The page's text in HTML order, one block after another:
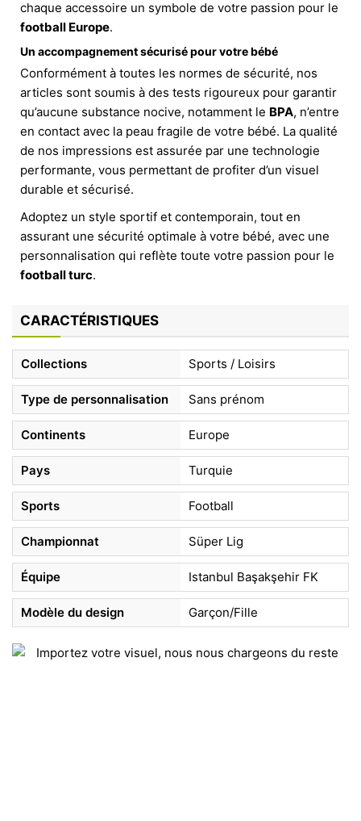
chaque accessoire un symbole de votre passion pour le
football Europe.
Un accompagnement sécurisé pour votre bébé
Conformément à toutes les normes de sécurité, nos
articles sont soumis à des tests rigoureux pour garantir
qu’aucune substance nocive, notamment le BPA, n’entre
en contact avec la peau fragile de votre bébé. La qualité
de nos impressions est assurée par une technologie
performante, vous permettant de profiter d’un visuel
durable et sécurisé.
Adoptez un style sportif et contemporain, tout en
assurant une sécurité optimale à votre bébé, avec une
personnalisation qui reflète toute votre passion pour le
football turc.
CARACTÉRISTIQUES
Collections Sports / Loisirs
Type de personnalisation Sans prénom
Continents Europe
Pays Turquie
Sports Football
Championnat Süper Lig
Équipe Istanbul Başakşehir FK
Modèle du design Garçon/Fille